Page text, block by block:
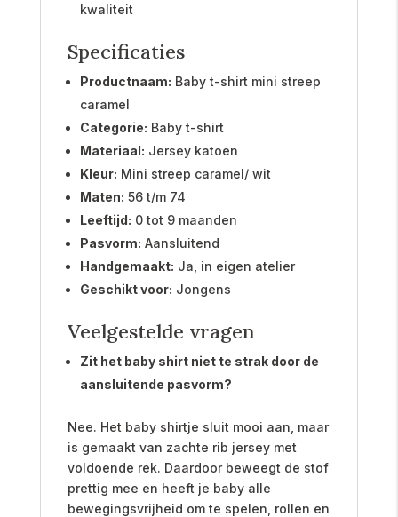
kwaliteit
Specificaties
Productnaam: Baby t-shirt mini streep
caramel
Categorie: Baby t-shirt
Materiaal: Jersey katoen
Kleur: Mini streep caramel/ wit
Maten: 56 t/m 74
Leeftijd: 0 tot 9 maanden
Pasvorm: Aansluitend
Handgemaakt: Ja, in eigen atelier
Geschikt voor: Jongens
Veelgestelde vragen
Zit het baby shirt niet te strak door de
aansluitende pasvorm?
Nee. Het baby shirtje sluit mooi aan, maar
is gemaakt van zachte rib jersey met
voldoende rek. Daardoor beweegt de stof
prettig mee en heeft je baby alle
bewegingsvrijheid om te spelen, rollen en